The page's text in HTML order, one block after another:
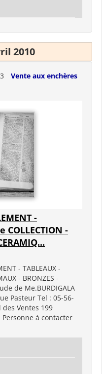
2010
Vente aux enchères
-
COLLECTION -
- TABLEAUX -
- BRONZES -
de Me.BURDIGALA
Pasteur Tel : 05-56-
Ventes 199
Personne à contacter